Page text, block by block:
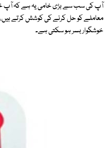
آپ کی سب سے بڑی خامی یہ ہے کہ آپ
معاملے کو حل کرنے کی کوشش کرتے ہیں،
خوشگوار بسر ہو سکتی ہے۔